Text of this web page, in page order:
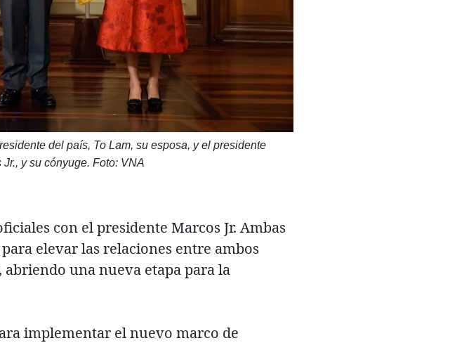
del país, To Lam, su esposa, y el presidente
y su cónyuge. Foto: VNA
con el presidente Marcos Jr. Ambas
elevar las relaciones entre ambos
abriendo una nueva etapa para la
implementar el nuevo marco de